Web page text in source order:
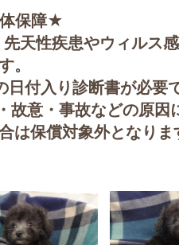
保障★
天性疾患やウィルス
。
付入り診断書が必要で
故意・事故などの原因
は保償対象外となりま